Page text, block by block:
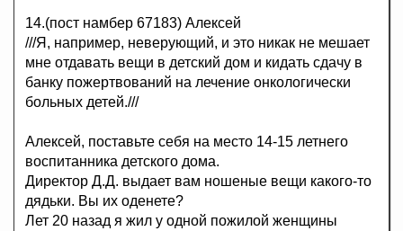
14.(пост намбер 67183) Алексей
///Я, например, неверующий, и это никак не мешает
мне отдавать вещи в детский дом и кидать сдачу в
банку пожертвований на лечение онкологически
больных детей.///
Алексей, поставьте себя на место 14-15 летнего
воспитанника детского дома.
Директор Д.Д. выдает вам ношеные вещи какого-то
дядьки. Вы их оденете?
Лет 20 назад я жил у одной пожилой женщины